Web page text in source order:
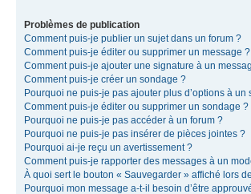
Problèmes de publication
Comment puis-je publier un sujet dans un forum ?
Comment puis-je éditer ou supprimer un message ?
Comment puis-je ajouter une signature à un
Comment puis-je créer un sondage ?
Pourquoi ne puis-je pas ajouter plus d’options à un
Comment puis-je éditer ou supprimer un sondage ?
Pourquoi ne puis-je pas accéder à un forum ?
Pourquoi ne puis-je pas insérer de pièces jointes ?
Pourquoi ai-je reçu un avertissement ?
Comment puis-je rapporter des messages à un
À quoi sert le bouton « Sauvegarder » affiché lors
Pourquoi mon message a-t-il besoin d’être